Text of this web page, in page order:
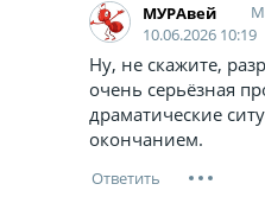
МУРАвей
10.06.2026 10:19
Ну, не скажите,
очень серьёзная
драматические
окончанием.